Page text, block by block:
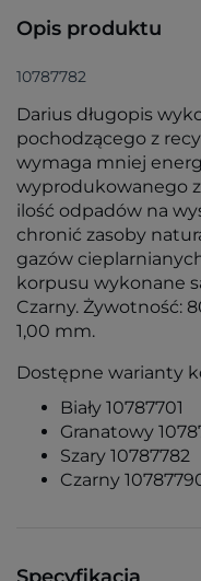
Opis produktu
10787782
Darius długopis
pochodzącego z
wymaga mniej
wyprodukowanego
ilość odpadów na
chronić zasoby
gazów
korpusu wykonane
Czarny. Żywotność:
1,00 mm.
Dostępne warianty
Biały 10787701
Granatowy
Szary 10787782
Czarny